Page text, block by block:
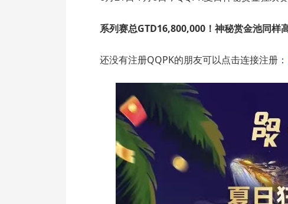
系列赛总GTD16,800,000！神秘赏金池同样
还没有注册QQPK的朋友可以点击连接注册：